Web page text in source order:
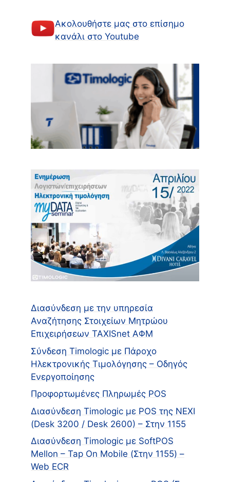
Ακολουθήστε μας στο επίσημο
κανάλι στο Youtube
Διασύνδεση με την υπηρεσία
Αναζήτησης Στοιχείων Μητρώου
Επιχειρήσεων TAXISnet ΑΦΜ
Σύνδεση Timologic με Πάροχο
Ηλεκτρονικής Τιμολόγησης – Οδηγός
Ενεργοποίησης
Προφορτωμένες Πληρωμές POS
Διασύνδεση Timologic με POS της NEXI
(Desk 3200 / Desk 2600) – Στην 1155
Διασύνδεση Timologic με SoftPOS
Mellon – Tap On Mobile (Στην 1155) –
Web ECR